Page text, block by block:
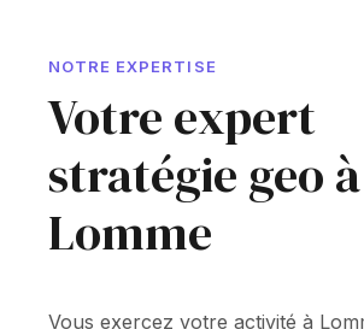
NOTRE EXPERTISE
Votre expert
stratégie geo à
Lomme
Vous exercez votre activité à